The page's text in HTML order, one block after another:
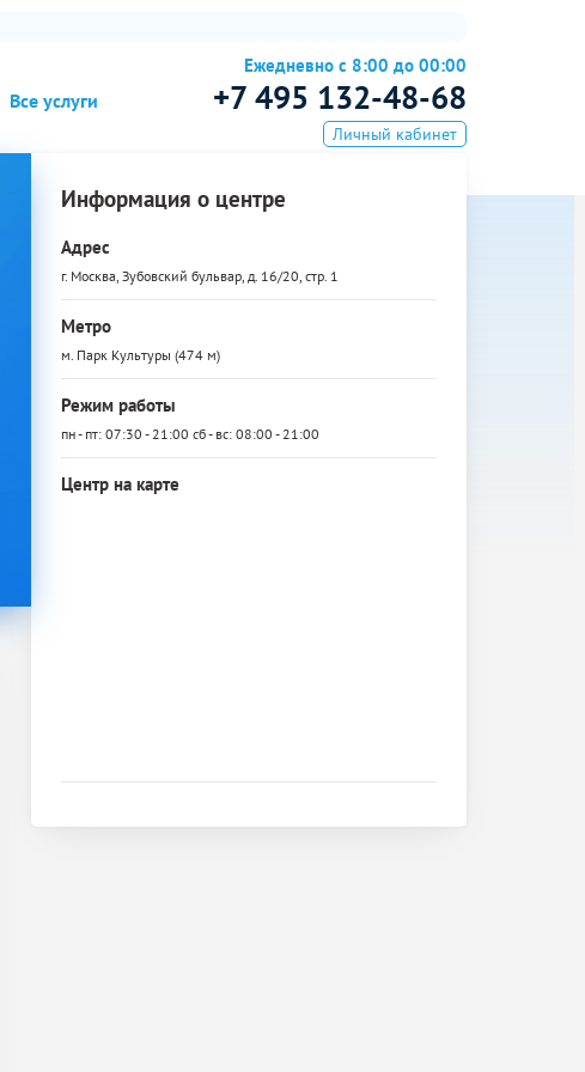
Все услуги
Ежедневно с 8:00 до 00:00
+7 495 132-48-68
Личный кабинет
Информация о центре
Адрес
г. Москва, Зубовский бульвар, д. 16/20, стр. 1
Метро
м. Парк Культуры (474 м)
Режим работы
пн - пт: 07:30 - 21:00 сб - вс: 08:00 - 21:00
Центр на карте